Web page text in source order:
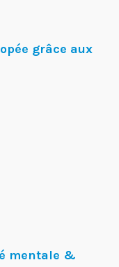
grâce aux
mentale &